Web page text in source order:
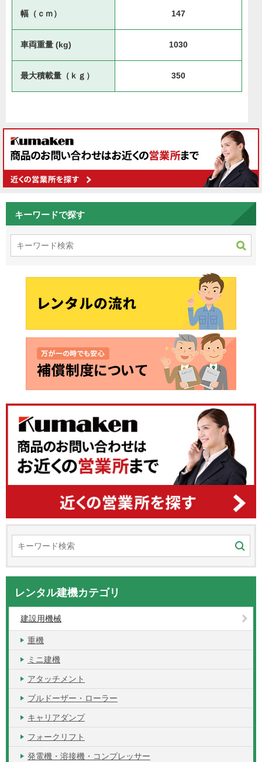
幅（ｃｍ） 147
車両重量 (kg) 1030
最大積載量（ｋｇ） 350
キーワードで探す
レンタル建機カテゴリ
建設用機械
重機
ミニ建機
アタッチメント
ブルドーザー・ローラー
キャリアダンプ
フォークリフト
発電機・溶接機・コンプレッサー